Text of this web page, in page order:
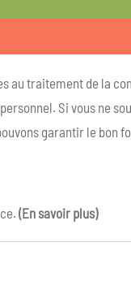
au traitement de la
Si vous ne
garantir le bon
(En savoir plus)